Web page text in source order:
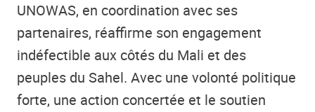
UNOWAS, en coordination avec ses
partenaires, réaffirme son engagement
indéfectible aux côtés du Mali et des
peuples du Sahel. Avec une volonté politique
forte, une action concertée et le soutien